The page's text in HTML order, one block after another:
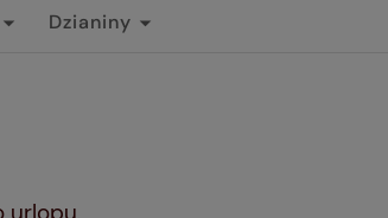
Dzianiny